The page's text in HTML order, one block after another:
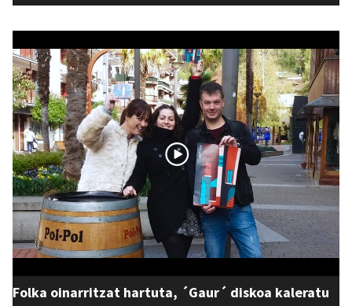
Folka oinarritzat hartuta, ´Gaur´ diskoa kaleratu